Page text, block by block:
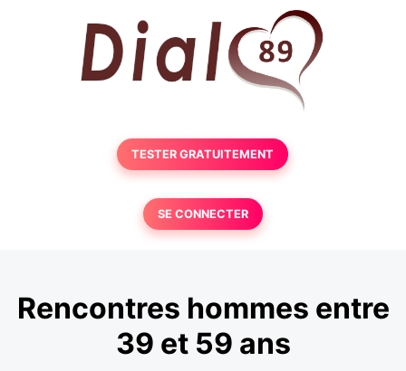
TESTER GRATUITEMENT
SE CONNECTER
Rencontres hommes entre
39 et 59 ans